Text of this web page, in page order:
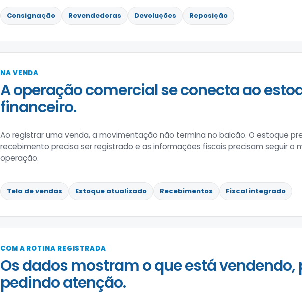
Consignação Revendedoras Devoluções Reposição
NA VENDA
A operação comercial se conecta ao
financeiro.
Ao registrar uma venda, a movimentação não termina no balcão. O estoque
recebimento precisa ser registrado e as informações fiscais precisam seguir o
operação.
Tela de vendas Estoque atualizado Recebimentos Fiscal integrado
COM A ROTINA REGISTRADA
Os dados mostram o que está vendendo,
pedindo atenção.